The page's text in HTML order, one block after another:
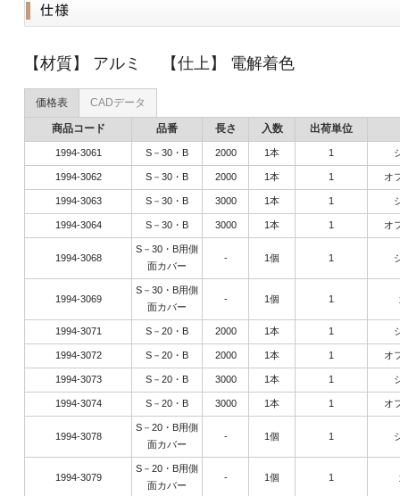
【材質】 アルミ 【仕上】 電解着色
価格表 CADデータ
商品コード 品番
1994-3061 S－30・B
1994-3062 S－30・B
1994-3063 S－30・B
1994-3064 S－30・B
1994-3068
S－30・B用側
面カバー
1994-3069
S－30・B用側
面カバー
1994-3071 S－20・B
1994-3072 S－20・B
1994-3073 S－20・B
1994-3074 S－20・B
1994-3078
S－20・B用側
面カバー
1994-3079
S－20・B用側
面カバー
長さ 入数 出荷単位
2000 1本 1
2000 1本 1 オ
3000 1本 1
3000 1本 1 オ
- 1個 1
- 1個 1
2000 1本 1
2000 1本 1 オ
3000 1本 1
3000 1本 1 オ
- 1個 1
- 1個 1